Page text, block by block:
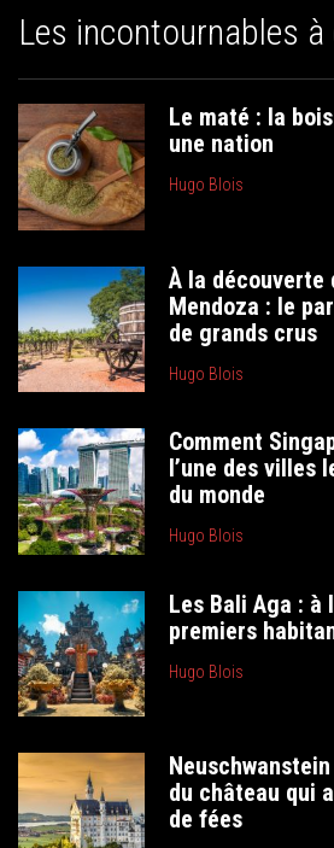
Les incontournables
Le maté : la
une nation
Hugo Blois
À la découverte
Mendoza : le
de grands crus
Hugo Blois
Comment
l’une des villes
du monde
Hugo Blois
Les Bali Aga : à
premiers
Hugo Blois
du château qui
de fées